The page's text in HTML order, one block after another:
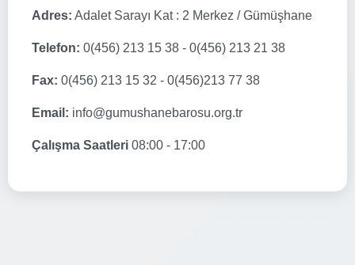
Adres: Adalet Sarayı Kat : 2 Merkez / Gümüşhane
Telefon: 0(456) 213 15 38 - 0(456) 213 21 38
Fax: 0(456) 213 15 32 - 0(456)213 77 38
Email: info@gumushanebarosu.org.tr
Çalışma Saatleri 08:00 - 17:00